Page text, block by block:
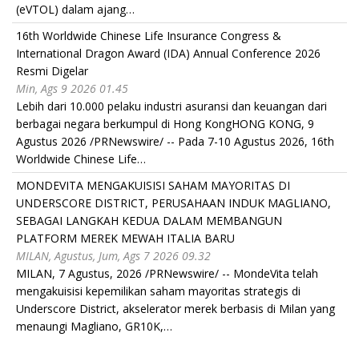
(eVTOL) dalam ajang…
16th Worldwide Chinese Life Insurance Congress &
International Dragon Award (IDA) Annual Conference 2026
Resmi Digelar
Min, Ags 9 2026 01.45
Lebih dari 10.000 pelaku industri asuransi dan keuangan dari
berbagai negara berkumpul di Hong KongHONG KONG, 9
Agustus 2026 /PRNewswire/ -- Pada 7-10 Agustus 2026, 16th
Worldwide Chinese Life…
MONDEVITA MENGAKUISISI SAHAM MAYORITAS DI
UNDERSCORE DISTRICT, PERUSAHAAN INDUK MAGLIANO,
SEBAGAI LANGKAH KEDUA DALAM MEMBANGUN
PLATFORM MEREK MEWAH ITALIA BARU
MILAN, Agustus, Jum, Ags 7 2026 09.32
MILAN, 7 Agustus, 2026 /PRNewswire/ -- MondeVita telah
mengakuisisi kepemilikan saham mayoritas strategis di
Underscore District, akselerator merek berbasis di Milan yang
menaungi Magliano, GR10K,…